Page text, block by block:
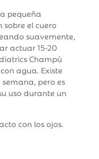
pequeña
el cuero
suavemente,
actuar 15-20
Champú
agua. Existe
pero es
uso durante un
con los ojos.